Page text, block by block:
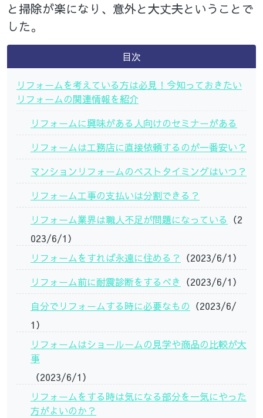
と掃除が楽になり、意外と大丈夫ということで
した。
目次
リフォームを考えている方は必見！今知っておきたい
リフォームの関連情報を紹介
リフォームに興味がある人向けのセミナーがある
リフォームは工務店に直接依頼するのが一番安い？
マンションリフォームのベストタイミングはいつ？
リフォーム工事の支払いは分割できる？
リフォーム業界は職人不足が問題になっている （2
023/6/1）
リフォームをすれば永遠に住める？ （2023/6/1）
リフォーム前に耐震診断をするべき （2023/6/1）
自分でリフォームする時に必要なもの （2023/6/
1）
リフォームはショールームの見学や商品の比較が大
事
（2023/6/1）
リフォームをする時は気になる部分を一気にやった
方がよいのか？